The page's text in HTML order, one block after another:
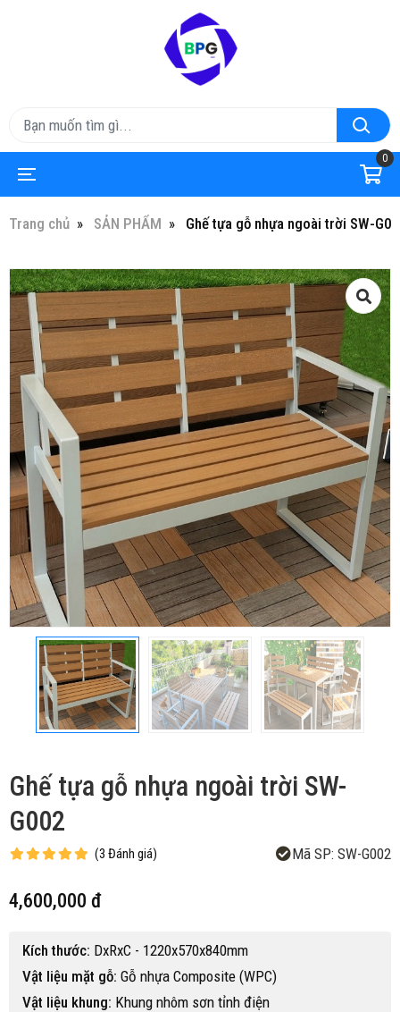
0
Trang chủ SẢN PHẨM Ghế tựa gỗ nhựa ngoài trời SW-
Ghế tựa gỗ nhựa ngoài trời SW-
G002
(3 Đánh giá) Mã SP: SW-G002
4,600,000 đ
Kích thước: DxRxC - 1220x570x840mm
Vật liệu mặt gỗ: Gỗ nhựa Composite (WPC)
Vật liệu khung: Khung nhôm sơn tỉnh điện